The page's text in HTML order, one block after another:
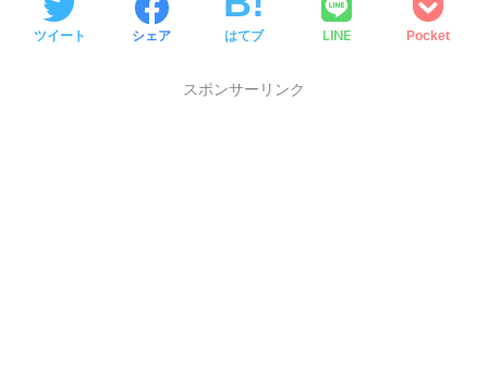
ツイート シェア はてブ LINE Pocket
スポンサーリンク